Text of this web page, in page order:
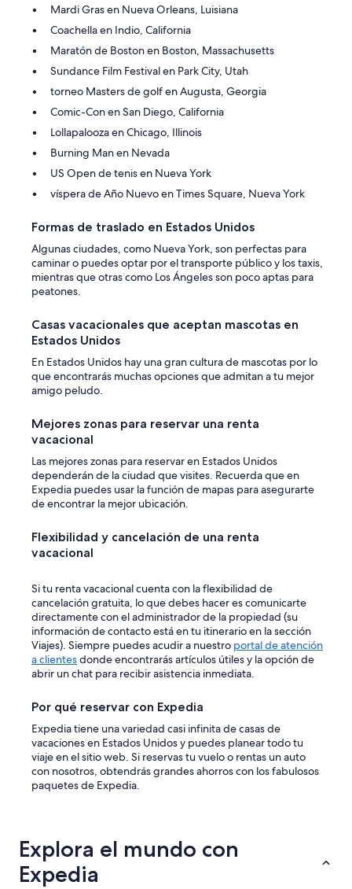
Mardi Gras en Nueva Orleans, Luisiana
Coachella en Indio, California
Maratón de Boston en Boston, Massachusetts
Sundance Film Festival en Park City, Utah
torneo Masters de golf en Augusta, Georgia
Comic-Con en San Diego, California
Lollapalooza en Chicago, Illinois
Burning Man en Nevada
US Open de tenis en Nueva York
víspera de Año Nuevo en Times Square, Nueva York
Formas de traslado en Estados Unidos
Algunas ciudades, como Nueva York, son perfectas para
caminar o puedes optar por el transporte público y los taxis,
mientras que otras como Los Ángeles son poco aptas para
peatones.
Casas vacacionales que aceptan mascotas en
Estados Unidos
En Estados Unidos hay una gran cultura de mascotas por lo
que encontrarás muchas opciones que admitan a tu mejor
amigo peludo.
Mejores zonas para reservar una renta
vacacional
Las mejores zonas para reservar en Estados Unidos
dependerán de la ciudad que visites. Recuerda que en
Expedia puedes usar la función de mapas para asegurarte
de encontrar la mejor ubicación.
Flexibilidad y cancelación de una renta
vacacional
Si tu renta vacacional cuenta con la flexibilidad de
cancelación gratuita, lo que debes hacer es comunicarte
directamente con el administrador de la propiedad (su
información de contacto está en tu itinerario en la sección
Viajes). Siempre puedes acudir a nuestro portal de atención
a clientesdonde encontrarás artículos útiles y la opción de
abrir un chat para recibir asistencia inmediata.
Por qué reservar con Expedia
Expedia tiene una variedad casi infinita de casas de
vacaciones en Estados Unidos y puedes planear todo tu
viaje en el sitio web. Si reservas tu vuelo o rentas un auto
con nosotros, obtendrás grandes ahorros con los fabulosos
paquetes de Expedia.
Explora el mundo con
Expedia